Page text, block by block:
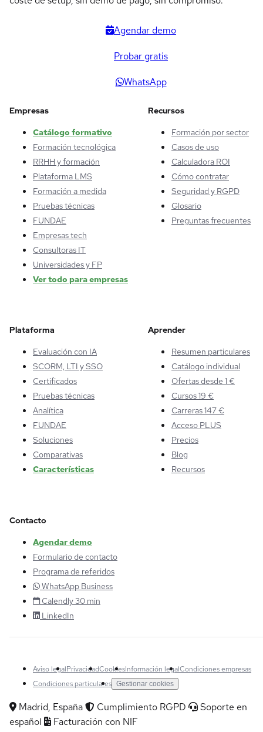
Agendar demo
Probar gratis
WhatsApp
Empresas
Catálogo formativo
Formación tecnológica
RRHH y formación
Plataforma LMS
Formación a medida
Pruebas técnicas
FUNDAE
Empresas tech
Consultoras IT
Universidades y FP
Ver todo para empresas
Recursos
Formación por sector
Casos de uso
Calculadora ROI
Cómo contratar
Seguridad y RGPD
Glosario
Preguntas frecuentes
Plataforma
Evaluación con IA
SCORM, LTI y SSO
Certificados
Pruebas técnicas
Analítica
FUNDAE
Soluciones
Comparativas
Características
Aprender
Resumen particulares
Catálogo individual
Ofertas desde 1 €
Cursos 19 €
Carreras 147 €
Acceso PLUS
Precios
Blog
Recursos
Contacto
Agendar demo
Formulario de contacto
Programa de referidos
WhatsApp Business
Calendly 30 min
LinkedIn
Aviso legalPrivacidadCookiesInformación legalCondiciones empresas
Condiciones particulares Gestionar cookies
Madrid, España Cumplimiento RGPD
Soporte en
español
Facturación con NIF